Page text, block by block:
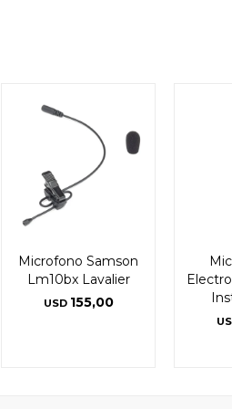
Microfono Samson
Lm10bx Lavalier
USD 155,00